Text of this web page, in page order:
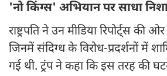
'नो किंग्स' अभियान पर साधा
राष्ट्रपति ने उन मीडिया रिपोर्ट्स की
जिनमें संदिग्ध के विरोध-प्रदर्शनों में
गई थी. ट्रंप ने कहा कि इस तरह की